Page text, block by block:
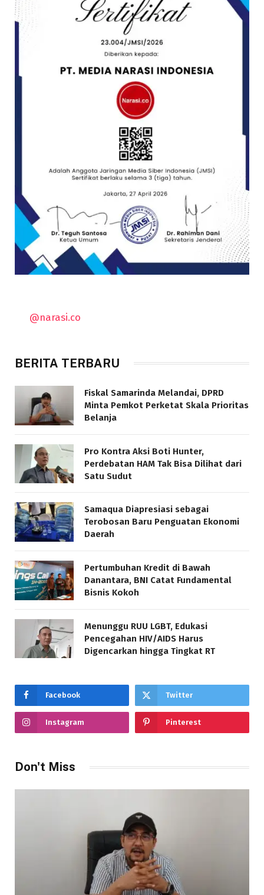
@narasi.co
BERITA TERBARU
Fiskal Samarinda Melandai, DPRD
Minta Pemkot Perketat Skala Prioritas
Belanja
Pro Kontra Aksi Boti Hunter,
Perdebatan HAM Tak Bisa Dilihat dari
Satu Sudut
Samaqua Diapresiasi sebagai
Terobosan Baru Penguatan Ekonomi
Daerah
Pertumbuhan Kredit di Bawah
Danantara, BNI Catat Fundamental
Bisnis Kokoh
Menunggu RUU LGBT, Edukasi
Pencegahan HIV/AIDS Harus
Digencarkan hingga Tingkat RT
Facebook Twitter
Instagram Pinterest
Don't Miss